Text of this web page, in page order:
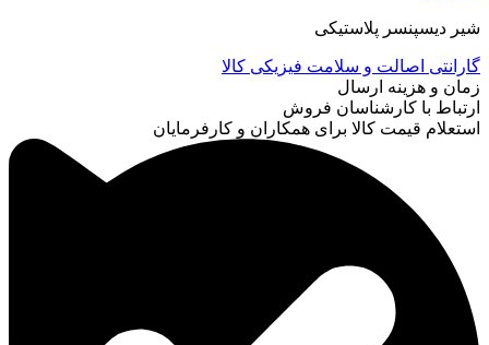
شیر دیسپنسر پلاستیکی
گارانتی اصالت و سلامت فیزیکی کالا
زمان و هزینه ارسال
ارتباط با کارشناسان فروش
استعلام قیمت کالا برای همکاران و کارفرمایان